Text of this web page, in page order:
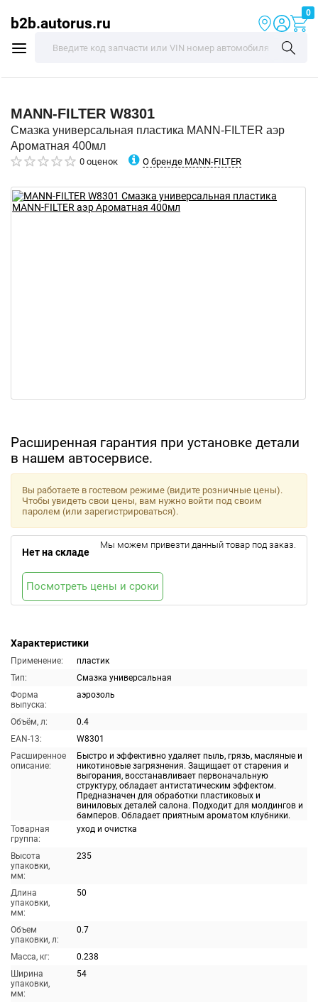
b2b.autorus.ru
0
MANN-FILTER W8301
Смазка универсальная пластика MANN-FILTER аэр
Ароматная 400мл
0 оценок О бренде MANN-FILTER
Расширенная гарантия при установке детали
в нашем автосервисе.
Характеристики
Применение:
пластик
Тип:
Смазка универсальная
Форма
выпуска:
аэрозоль
Объём, л:
0.4
EAN-13:
W8301
Расширенное
описание:
Быстро и эффективно удаляет пыль, грязь, масляные и
никотиновые загрязнения. Защищает от старения и
выгорания, восстанавливает первоначальную
структуру, обладает антистатическим эффектом.
Предназначен для обработки пластиковых и
виниловых деталей салона. Подходит для молдингов и
бамперов. Обладает приятным ароматом клубники.
Товарная
группа:
уход и очистка
Высота
упаковки,
мм:
235
Длина
упаковки,
мм:
50
Объем
упаковки, л:
0.7
Масса, кг:
0.238
Ширина
упаковки,
мм:
54
Вы работаете в гостевом режиме (видите розничные цены).
Чтобы увидеть свои цены, вам нужно войти под своим
паролем (или зарегистрироваться).
Нет на складе
Мы можем привезти данный товар под заказ.
Посмотреть цены и сроки